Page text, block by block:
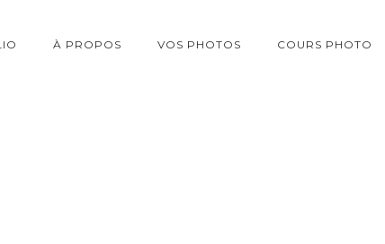
À PROPOS VOS PHOTOS COURS PHOTO